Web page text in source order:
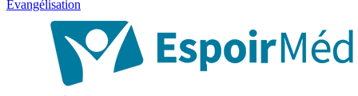
Évangélisation